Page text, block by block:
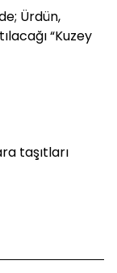
Ürdün,
“Kuzey
taşıtları